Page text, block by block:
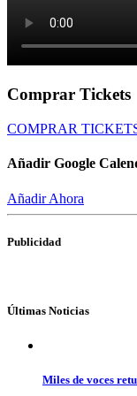
Comprar Tickets
COMPRAR
Añadir Google
Añadir Ahora
Publicidad
Últimas Noticias
Miles de voces